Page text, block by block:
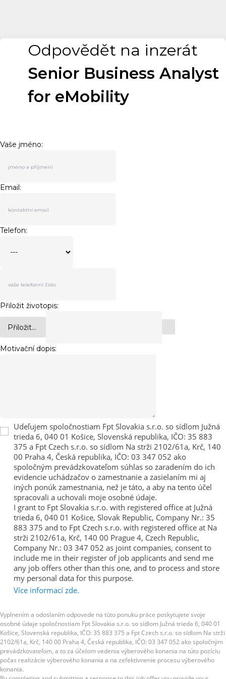
Odpovědět na inzerát
Senior Business Analyst
for eMobility
Vaše jméno:
Email:
Telefon:
Přiložit životopis:
Přiložit...
Motivační dopis:
Udeľujem spoločnostiam Fpt Slovakia s.r.o. so sídlom Južná
trieda 6, 040 01 Košice, Slovenská republika, IČO: 35 883
375 a Fpt Czech s.r.o. so sídlom Na strži 2102/61a, Krč, 140
00 Praha 4, Česká republika, IČO: 03 347 052 ako
spoločným prevádzkovateľom súhlas so zaradením do ich
evidencie uchádzačov o zamestnanie a zasielaním mi aj
iných ponúk zamestnania, než je táto, a aby na tento účel
spracovali a uchovali moje osobné údaje.
I grant to Fpt Slovakia s.r.o. with registered office at Južná
trieda 6, 040 01 Košice, Slovak Republic, Company Nr.: 35
883 375 and to Fpt Czech s.r.o. with registered office at Na
strži 2102/61a, Krč, 140 00 Prague 4, Czech Republic,
Company Nr.: 03 347 052 as joint companies, consent to
include me in their register of job applicants and send me
any job offers other than this one, and to process and store
my personal data for this purpose.
Více informací zde.
Vyplnením a odoslaním odpovede na túto ponuku práce poskytujete svoje
osobné údaje spoločnostiam Fpt Slovakia s.r.o. so sídlom Južná trieda 6, 040 01
Košice, Slovenská republika, IČO: 35 883 375 a Fpt Czech s.r.o. so sídlom Na strži
2102/61a, Krč, 140 00 Praha 4, Česká republika, IČO: 03 347 052 ako spoločným
prevádzkovateľom, a to za účelom vedenia výberového konania na túto pozíciu
počas realizácie výberového konania a na zefektívnenie procesu výberového
konania.